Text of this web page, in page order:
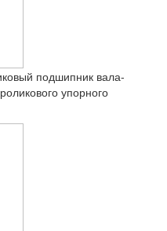
подшипник вала-
упорного